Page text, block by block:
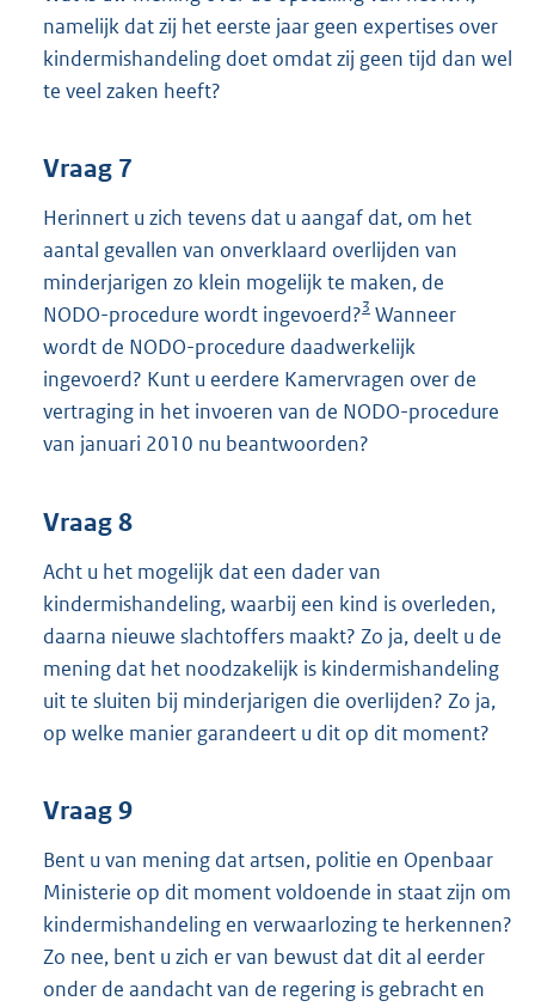
namelijk dat zij het eerste jaar geen expertises over
kindermishandeling doet omdat zij geen tijd dan wel
te veel zaken heeft?
Vraag 7
Herinnert u zich tevens dat u aangaf dat, om het
aantal gevallen van onverklaard overlijden van
minderjarigen zo klein mogelijk te maken, de
NODO-procedure wordt ingevoerd?3 Wanneer
wordt de NODO-procedure daadwerkelijk
ingevoerd? Kunt u eerdere Kamervragen over de
vertraging in het invoeren van de NODO-procedure
van januari 2010 nu beantwoorden?
Vraag 8
Acht u het mogelijk dat een dader van
kindermishandeling, waarbij een kind is overleden,
daarna nieuwe slachtoffers maakt? Zo ja, deelt u de
mening dat het noodzakelijk is kindermishandeling
uit te sluiten bij minderjarigen die overlijden? Zo ja,
op welke manier garandeert u dit op dit moment?
Vraag 9
Bent u van mening dat artsen, politie en Openbaar
Ministerie op dit moment voldoende in staat zijn om
kindermishandeling en verwaarlozing te herkennen?
Zo nee, bent u zich er van bewust dat dit al eerder
onder de aandacht van de regering is gebracht en